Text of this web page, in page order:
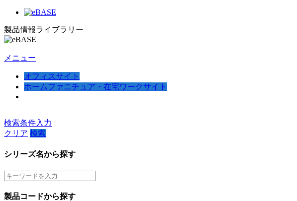
製品情報ライブラリー
メニュー
オフィスサイト
ホームファニチュア・在宅ワークサイト
検索条件入力
クリア 検索
シリーズ名から探す
製品コードから探す